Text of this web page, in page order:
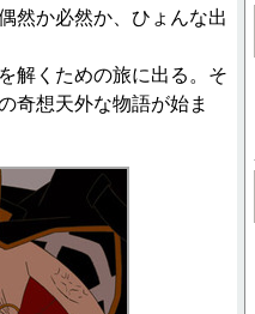
然か必然か、ひょんな出
解くための旅に出る。そ
奇想天外な物語が始ま